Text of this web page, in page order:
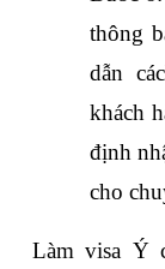
thông
dẫn
khách
định
cho
Làm visa Ý